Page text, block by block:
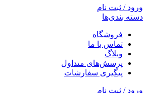
ورود / ثبت نام
دسته بندی‌ها
فروشگاه
تماس با ما
وبلاگ
پرسش‌های متداول
پیگیری سفارشات
ورود / ثبت نام